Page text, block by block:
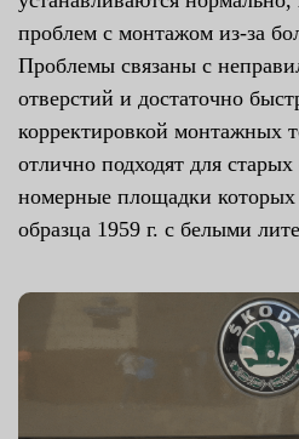
проблем с монтажом из-за
Проблемы связаны с
отверстий и достаточно
корректировкой монтажных
отлично подходят для
номерные площадки которых
образца 1959 г. с белыми